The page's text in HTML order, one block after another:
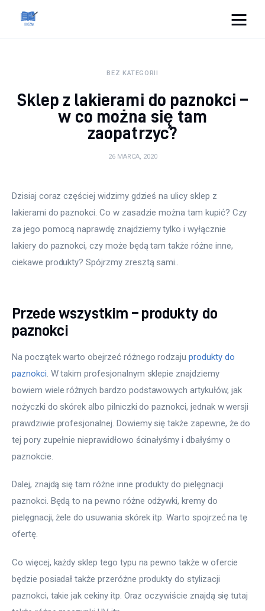
Zdrowie
Lifestyle
Więcej
BEZ KATEGORII
Sklep z lakierami do paznokci –
w co można się tam
zaopatrzyć?
26 MARCA, 2020
Dzisiaj coraz częściej widzimy gdzieś na ulicy sklep z
lakierami do paznokci. Co w zasadzie można tam kupić? Czy
za jego pomocą naprawdę znajdziemy tylko i wyłącznie
lakiery do paznokci, czy może będą tam także różne inne,
ciekawe produkty? Spójrzmy zresztą sami..
Przede wszystkim – produkty do
paznokci
Na początek warto obejrzeć różnego rodzaju produkty do
paznokci . W takim profesjonalnym sklepie znajdziemy
bowiem wiele różnych bardzo podstawowych artykułów, jak
nożyczki do skórek albo pilniczki do paznokci, jednak w wersji
prawdziwie profesjonalnej. Dowiemy się także zapewne, że do
tej pory zupełnie nieprawidłowo ścinałyśmy i dbałyśmy o
paznokcie.
Dalej, znajdą się tam różne inne produkty do pielęgnacji
paznokci. Będą to na pewno różne odżywki, kremy do
pielęgnacji, żele do usuwania skórek itp. Warto spojrzeć na tę
ofertę.
Co więcej, każdy sklep tego typu na pewno także w ofercie
będzie posiadał także przeróżne produkty do stylizacji
paznokci, takie jak cekiny itp. Oraz oczywiście znajdą się tutaj